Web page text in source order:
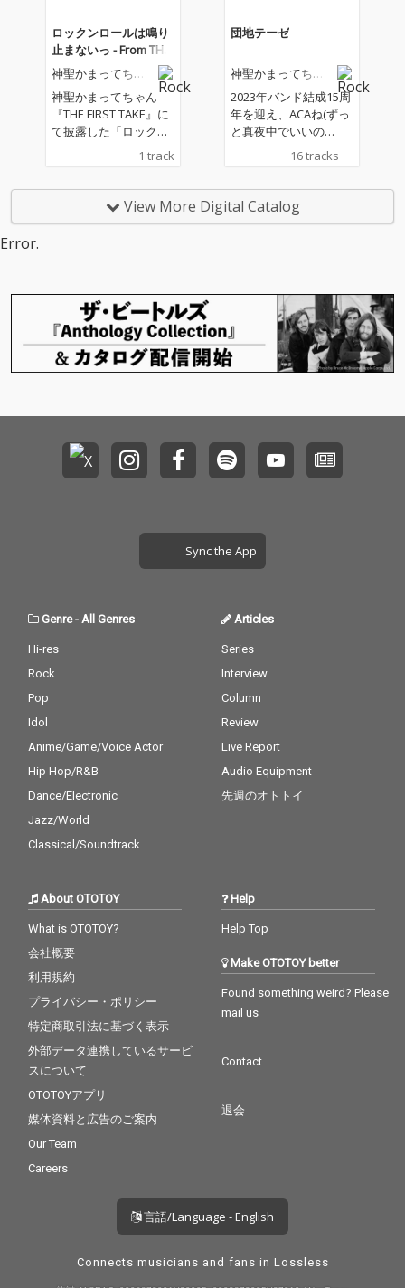
「中年日誌」は、日常
に潜む感情の揺らぎを
丁寧に描いたミディア
ムナンバーとなってい
る。
ロックンロールは鳴り
止まないっ - From THE
FIRST TAKE
神聖かまってちゃ
神聖かまってちゃん
『THE FIRST TAKE』に
て披露した「ロックン
ロールは鳴り止まない
っ」の音源を配信リリ
1 track
団地テーゼ
神聖かまってちゃ
2023年バンド結成15周
年を迎え、ACAね(ずっ
と真夜中でいいの
に。)、ano、 戸川純を
フィーチャリング歌唱
し、自身2枚目となる
ベストアルバムをリリ
今作のアルバムタイト
ルは『団地テーゼ』。
収録曲には、既に先行
配信されているVocal
の子がポエトリーラッ
ーverに、2024年に先
行配信リリースした
「ヨゾラノ流星群」、
てくる“病
み”、“闇”、“やみ”を主
ジーなアルバムがここ
に完成した。
16 tracks
View More Digital Catalog
Error.
Sync the App
Genre- All Genres
Hi-res
Rock
Pop
Idol
Anime/Game/Voice Actor
Hip Hop/R&B
Dance/Electronic
Jazz/World
Classical/Soundtrack
Articles
Series
Interview
Column
Review
Live Report
Audio Equipment
先週のオトトイ
About OTOTOY
What is OTOTOY?
会社概要
利用規約
プライバシー・ポリシー
特定商取引法に基づく表示
外部データ連携しているサービ
スについて
OTOTOYアプリ
媒体資料と広告のご案内
Our Team
Careers
Help
Help Top
Make OTOTOY better
Found something weird? Please
mail us
Contact
退会
言語/Language - English
Connects musicians and fans in Lossless